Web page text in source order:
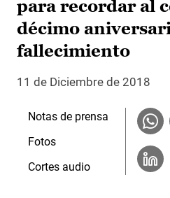
para recordar al
décimo
fallecimiento
11 de Diciembre de 2018
Notas de prensa
Fotos
Cortes audio